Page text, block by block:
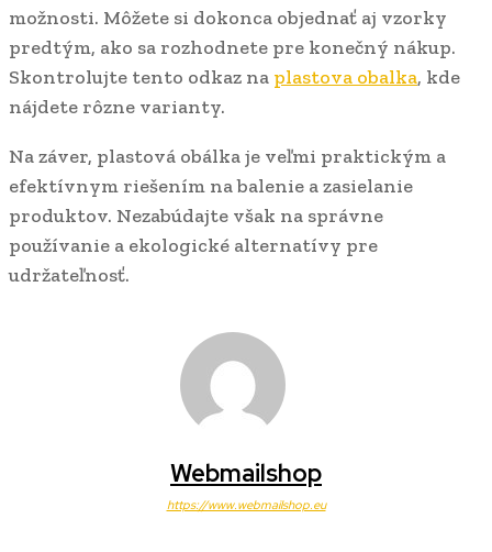
možnosti. Môžete si dokonca objednať aj vzorky
predtým, ako sa rozhodnete pre konečný nákup.
Skontrolujte tento odkaz na plastova obalka, kde
nájdete rôzne varianty.
Na záver, plastová obálka je veľmi praktickým a
efektívnym riešením na balenie a zasielanie
produktov. Nezabúdajte však na správne
používanie a ekologické alternatívy pre
udržateľnosť.
Webmailshop
https://www.webmailshop.eu